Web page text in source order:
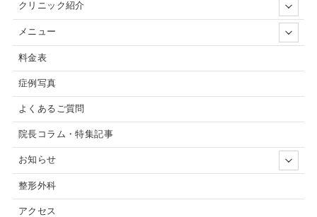
クリニック紹介
メニュー
料金表
症例写真
よくあるご質問
院長コラム・特集記事
お知らせ
整形外科
アクセス